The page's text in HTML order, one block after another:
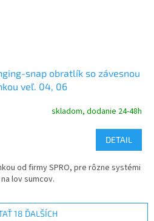
snap obratlík so závesnou
veľ. 04, 06
skladom, dodanie 24-48h
DETAIL
od firmy SPRO, pre rôzne systémi
lov sumcov.
18 ĎALŠÍCH